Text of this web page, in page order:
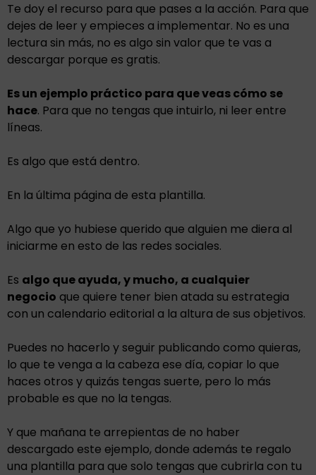
Te doy el recurso para que pases a la acción. Para que
dejes de leer y empieces a implementar. No es una
lectura sin más, no es algo sin valor que te vas a
descargar porque es gratis.
Es un ejemplo práctico para que veas cómo se
hace. Para que no tengas que intuirlo, ni leer entre
líneas.
Es algo que está dentro.
En la última página de esta plantilla.
Algo que yo hubiese querido que alguien me diera al
iniciarme en esto de las redes sociales.
Es algo que ayuda, y mucho, a cualquier
negocio que quiere tener bien atada su estrategia
con un calendario editorial a la altura de sus objetivos.
Puedes no hacerlo y seguir publicando como quieras,
lo que te venga a la cabeza ese día, copiar lo que
haces otros y quizás tengas suerte, pero lo más
probable es que no la tengas.
Y que mañana te arrepientas de no haber
descargado este ejemplo, donde además te regalo
una plantilla para que solo tengas que cubrirla con tu